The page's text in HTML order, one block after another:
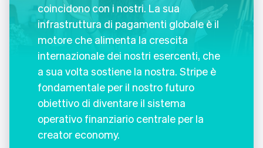
coincidono con i nostri. La sua
infrastruttura di pagamenti globale è il
motore che alimenta la crescita
internazionale dei nostri esercenti, che
a sua volta sostiene la nostra. Stripe è
fondamentale per il nostro futuro
obiettivo di diventare il sistema
operativo finanziario centrale per la
creator economy.